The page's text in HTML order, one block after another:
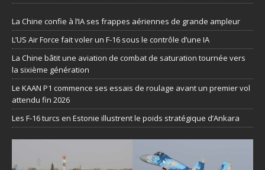
La Chine confie à l’IA ses frappes aériennes de grande ampleur
L’US Air Force fait voler un F-16 sous le contrôle d’une IA
La Chine bâtit une aviation de combat de saturation tournée vers
la sixième génération
Le KAAN P1 commence ses essais de roulage avant un premier vol
attendu fin 2026
Les F-16 turcs en Estonie illustrent le poids stratégique d’Ankara